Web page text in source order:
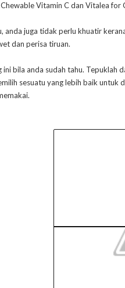
Vitamin C dan Vitalea for
anda juga tidak perlu khuatir
dan perisa tiruan.
ini bila anda sudah tahu. Tepuklah
sesuatu yang lebih baik untuk